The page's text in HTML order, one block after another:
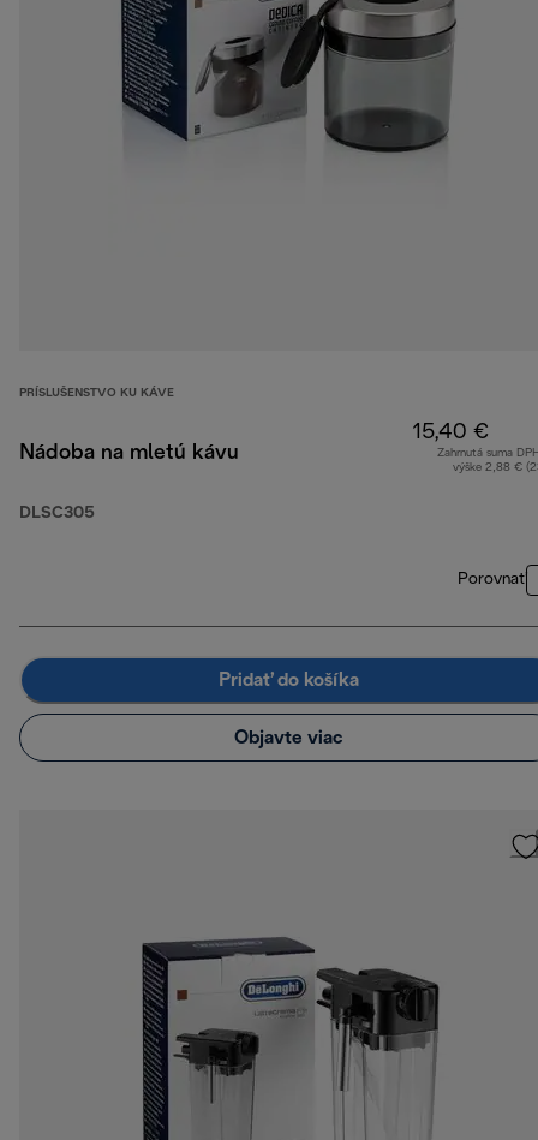
PRÍSLUŠENSTVO KU KÁVE
Nádoba na mletú kávu
DLSC305
15,40 €
Zahrnutá suma
výške 2,88 €
Porovnať
Pridať do košíka
Objavte viac